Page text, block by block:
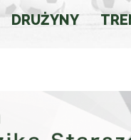
sportowca
DRUŻYNY